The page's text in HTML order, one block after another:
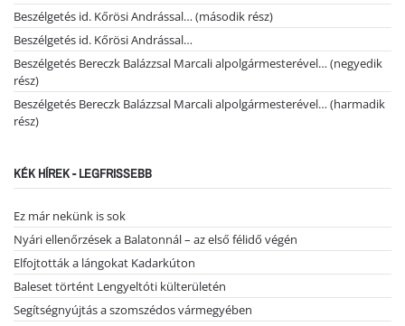
Beszélgetés id. Kőrösi Andrással… (második rész)
Beszélgetés id. Kőrösi Andrással…
Beszélgetés Bereczk Balázzsal Marcali alpolgármesterével… (negyedik
rész)
Beszélgetés Bereczk Balázzsal Marcali alpolgármesterével… (harmadik
rész)
KÉK HÍREK - LEGFRISSEBB
Ez már nekünk is sok
Nyári ellenőrzések a Balatonnál – az első félidő végén
Elfojtották a lángokat Kadarkúton
Baleset történt Lengyeltóti külterületén
Segítségnyújtás a szomszédos vármegyében